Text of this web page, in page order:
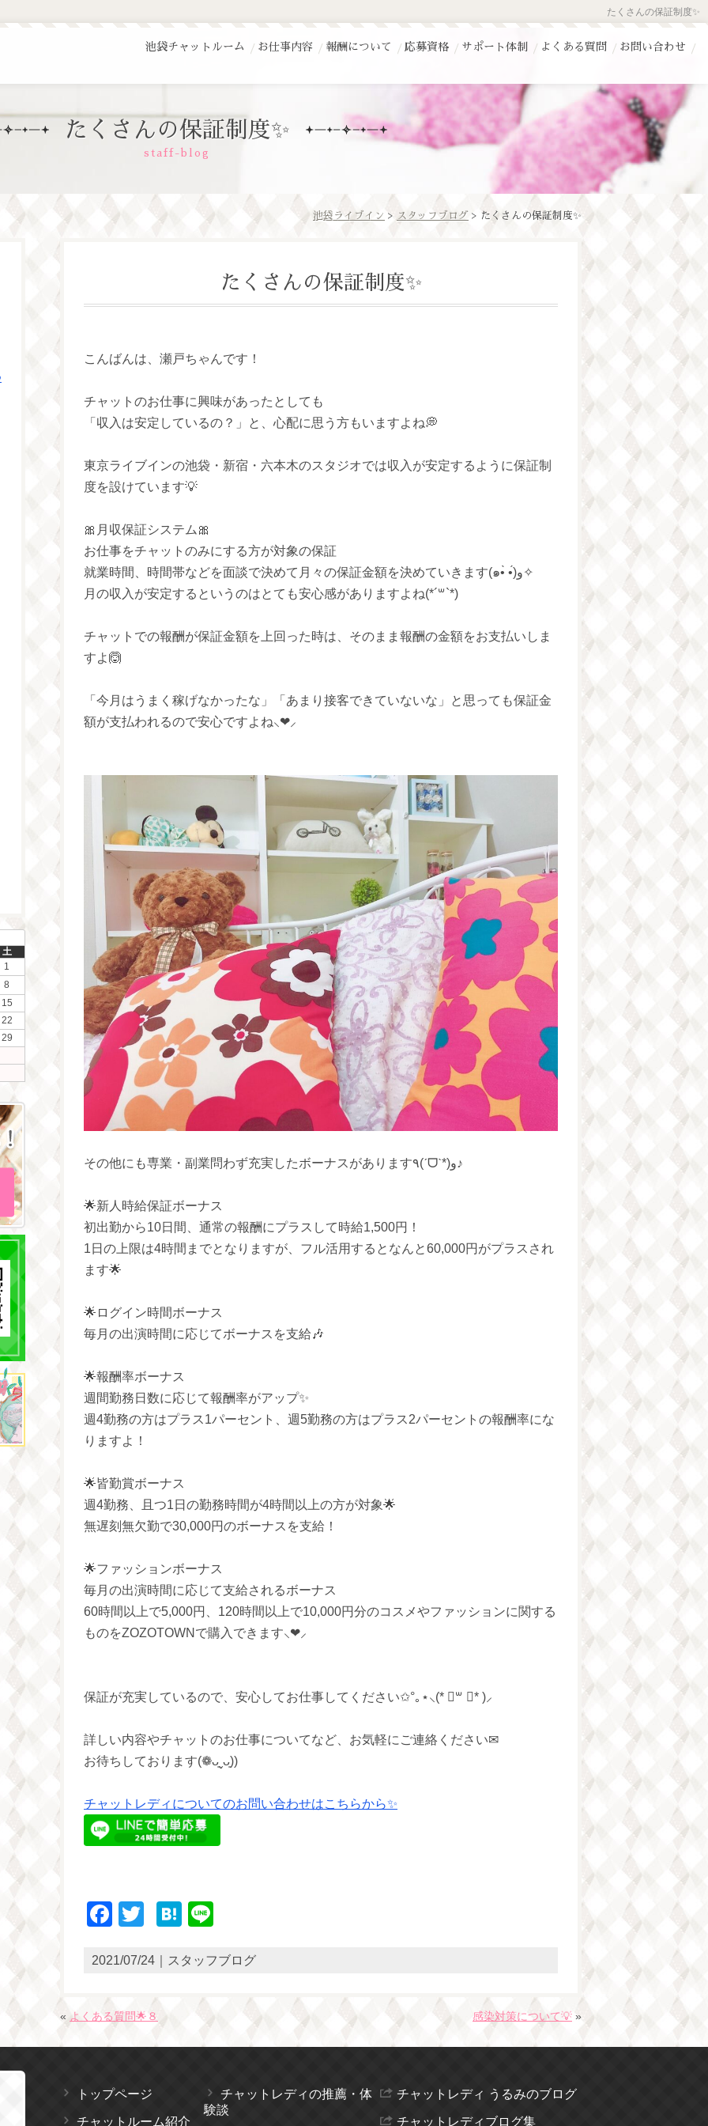
たくさんの保証制度✨
お問い合わせ
よくある質問
サポート体制
応募資格
報酬について
お仕事内容
池袋チャットルーム
たくさんの保証制度✨
staff-blog
池袋ライブイン > スタッフブログ > たくさんの保証制度✨
たくさんの保証制度✨
こんばんは、瀬戸ちゃんです！
チャットのお仕事に興味があったとしても
「収入は安定しているの？」と、心配に思う方もいますよね💭
東京ライブインの池袋・新宿・六本木のスタジオでは収入が安定するように保証制
度を設けています💡
🎀月収保証システム🎀
お仕事をチャットのみにする方が対象の保証
就業時間、時間帯などを面談で決めて月々の保証金額を決めていきます(๑•̀ •́)و✧
月の収入が安定するというのはとても安心感がありますよね(*´꒳`*)
チャットでの報酬が保証金額を上回った時は、そのまま報酬の金額をお支払いしま
すよ🙆
「今月はうまく稼げなかったな」「あまり接客できていないな」と思っても保証金
額が支払われるので安心ですよね⸜❤︎⸝‍
その他にも専業・副業問わず充実したボーナスがあります٩(ˊᗜˋ*)و♪
🌟新人時給保証ボーナス
初出勤から10日間、通常の報酬にプラスして時給1,500円！
1日の上限は4時間までとなりますが、フル活用するとなんと60,000円がプラスされ
ます🌟
🌟ログイン時間ボーナス
毎月の出演時間に応じてボーナスを支給🎶
🌟報酬率ボーナス
週間勤務日数に応じて報酬率がアップ✨
週4勤務の方はプラス1パーセント、週5勤務の方はプラス2パーセントの報酬率にな
りますよ！
🌟皆勤賞ボーナス
週4勤務、且つ1日の勤務時間が4時間以上の方が対象🌟
無遅刻無欠勤で30,000円のボーナスを支給！
🌟ファッションボーナス
毎月の出演時間に応じて支給されるボーナス
60時間以上で5,000円、120時間以上で10,000円分のコスメやファッションに関する
ものをZOZOTOWNで購入できます⸜❤︎⸝‍
保証が充実しているので、安心してお仕事してください✩°｡⋆⸜(* ॑꒳ ॑* )⸝
詳しい内容やチャットのお仕事についてなど、お気軽にご連絡ください✉
お待ちしております(❁ᴗ͈ˬᴗ͈))
チャットレディについてのお問い合わせはこちらから✨
Facebook
TwitterHatena
2021/07/24｜スタッフブログ
« よくある質問🌟８ 感染対策について💡 »
土
1
8
15
22
29
トップページ
チャットルーム紹介
チャットレディの推薦・体
験談
チャットレディ うるみのブログ
チャットレディブログ集